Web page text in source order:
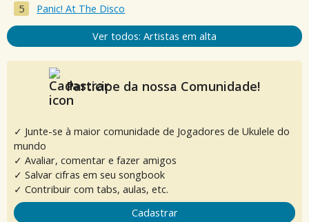
Panic! At The Disco
Ver todos: Artistas em alta
Participe da nossa Comunidade!
✓ Junte-se à maior comunidade de Jogadores de Ukulele do
mundo
✓ Avaliar, comentar e fazer amigos
✓ Salvar cifras em seu songbook
✓ Contribuir com tabs, aulas, etc.
Cadastrar